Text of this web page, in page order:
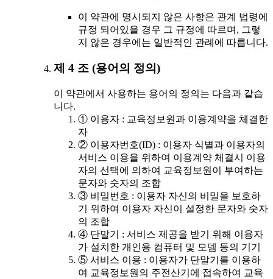
이 약관에 명시되지 않은 사항은 관계 법령에
규정 되어있을 경우 그 규정에 따르며, 그렇
지 않은 경우에는 일반적인 관례에 따릅니다.
제 4 조 (용어의 정의)
이 약관에서 사용하는 용어의 정의는 다음과 같습
니다.
① 이용자 : 교육정보원과 이용계약을 체결한
자
② 이용자번호(ID) : 이용자 식별과 이용자의
서비스 이용을 위하여 이용계약 체결시 이용
자의 선택에 의하여 교육정보원이 부여하는
문자와 숫자의 조합
③ 비밀번호 : 이용자 자신의 비밀을 보호하
기 위하여 이용자 자신이 설정한 문자와 숫자
의 조합
④ 단말기 : 서비스 제공을 받기 위해 이용자
가 설치한 개인용 컴퓨터 및 모뎀 등의 기기
⑤ 서비스 이용 : 이용자가 단말기를 이용하
여 교육정보원의 주전산기에 접속하여 교육